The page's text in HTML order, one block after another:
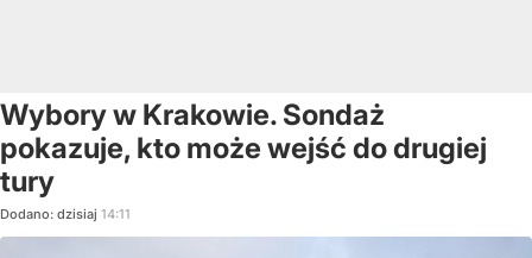
Wybory w Krakowie. Sondaż
pokazuje, kto może wejść do drugiej
tury
Dodano: dzisiaj 14:11